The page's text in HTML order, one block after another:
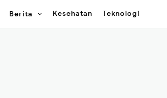
Berita Kesehatan Teknologi